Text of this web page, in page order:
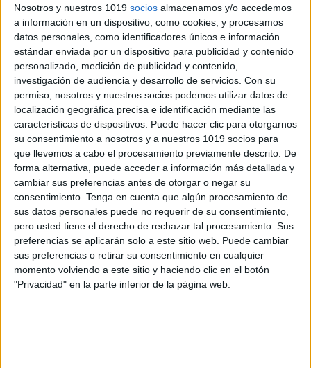
Nosotros y nuestros 1019 socios almacenamos y/o accedemos
a información en un dispositivo, como cookies, y procesamos
datos personales, como identificadores únicos e información
estándar enviada por un dispositivo para publicidad y contenido
personalizado, medición de publicidad y contenido,
investigación de audiencia y desarrollo de servicios. Con su
permiso, nosotros y nuestros socios podemos utilizar datos de
localización geográfica precisa e identificación mediante las
características de dispositivos. Puede hacer clic para otorgarnos
su consentimiento a nosotros y a nuestros 1019 socios para
que llevemos a cabo el procesamiento previamente descrito. De
forma alternativa, puede acceder a información más detallada y
cambiar sus preferencias antes de otorgar o negar su
consentimiento. Tenga en cuenta que algún procesamiento de
sus datos personales puede no requerir de su consentimiento,
pero usted tiene el derecho de rechazar tal procesamiento. Sus
preferencias se aplicarán solo a este sitio web. Puede cambiar
sus preferencias o retirar su consentimiento en cualquier
momento volviendo a este sitio y haciendo clic en el botón
"Privacidad" en la parte inferior de la página web.
Consejos para MEJORAR LA LETRA Y
CALIGRAFÍA EN NIÑOS DE PRIMARIA
Publicado el 15 abril, 2024
Desarrollar una escritura legible y cuidada es
fundamental en los primeros años escolares. Una
buena caligrafía no solo facilita la comunicación
escrita, sino que también contribuye al éxito
académico de […]
SEGUIR LEYENDO